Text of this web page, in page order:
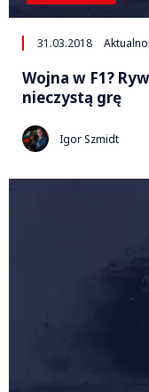
31.03.2018
Wojna w F1?
nieczystą grę
Igor Szmidt